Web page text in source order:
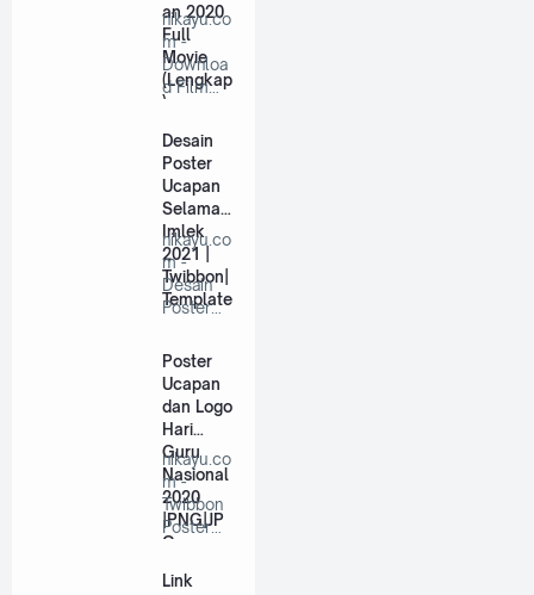
an 2020
Full
Movie
(Lengkap
)
nikayu.co
m -
Downloa
d Film
Swordsm
an 2020
F…
Desain
Poster
Ucapan
Selamat
Imlek
2021 |
Twibbon|
Template
nikayu.co
m -
Desain
Poster
Selamat
Hari…
Poster
Ucapan
dan Logo
Hari
Guru
Nasional
2020
|PNG|JP
G
nikayu.co
m -
Twibbon
Poster
dan Logo
Link